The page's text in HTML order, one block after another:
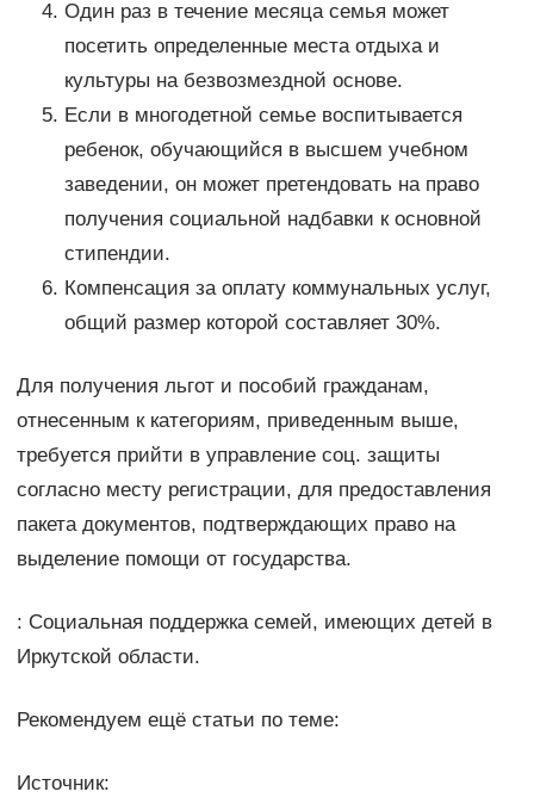
Один раз в течение месяца семья может
посетить определенные места отдыха и
культуры на безвозмездной основе.
Если в многодетной семье воспитывается
ребенок, обучающийся в высшем учебном
заведении, он может претендовать на право
получения социальной надбавки к основной
стипендии.
Компенсация за оплату коммунальных услуг,
общий размер которой составляет 30%.
Для получения льгот и пособий гражданам,
отнесенным к категориям, приведенным выше,
требуется прийти в управление соц. защиты
согласно месту регистрации, для предоставления
пакета документов, подтверждающих право на
выделение помощи от государства.
: Социальная поддержка семей, имеющих детей в
Иркутской области.
Рекомендуем ещё статьи по теме:
Источник: